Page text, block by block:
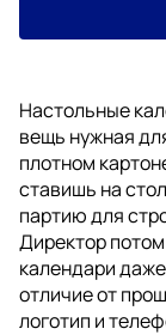
Настольные
вещь нужная
плотном
ставишь на
партию для
Директор
календари
отличие от
логотип и